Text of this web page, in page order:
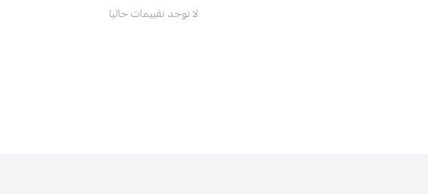
لا توجد تقييمات حاليا